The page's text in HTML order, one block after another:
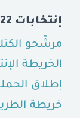
إنتخابات 2022
مرشّحو
الخريطة
إطلاق
خريطة